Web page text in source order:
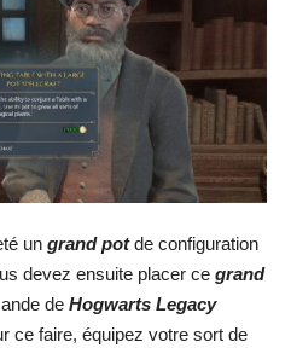
un grand potde configuration
devez ensuite placer ce grand
de Hogwarts Legacy
ce faire, équipez votre sort de